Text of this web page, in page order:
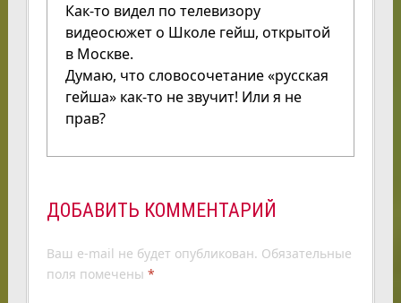
Как-то видел по телевизору
видеосюжет о Школе гейш, открытой
в Москве.
Думаю, что словосочетание «русская
гейша» как-то не звучит! Или я не
прав?
ДОБАВИТЬ КОММЕНТАРИЙ
Ваш e-mail не будет опубликован. Обязательные
поля помечены *